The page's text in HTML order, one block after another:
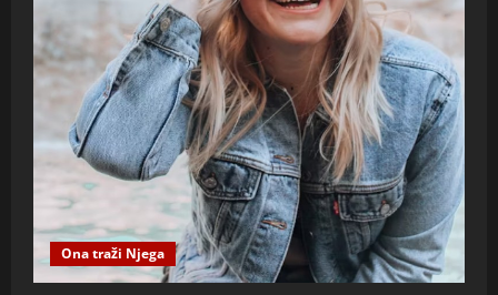
Ona traži Njega